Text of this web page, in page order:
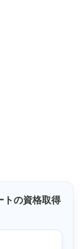
トの資格取得